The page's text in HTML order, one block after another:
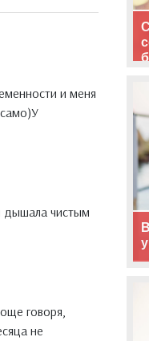
и меня
дышала чистым
говоря,
не